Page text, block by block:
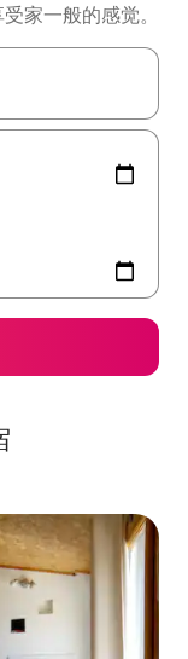
家一般的感觉。
通过点击或滑动手势